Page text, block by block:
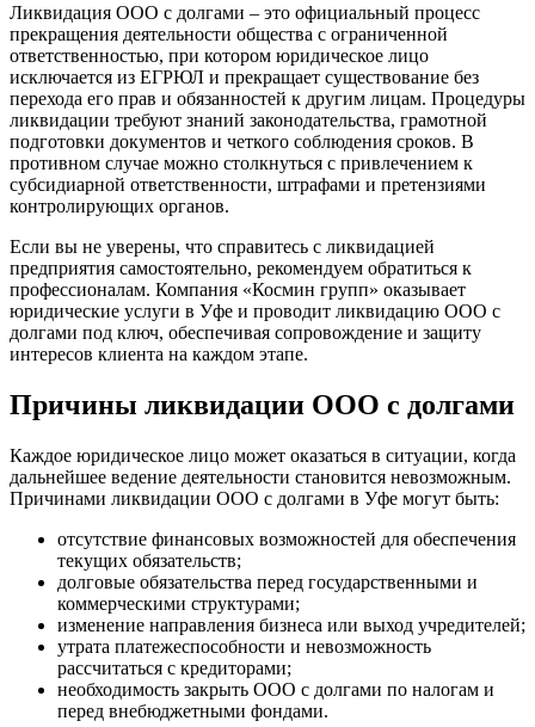
Ликвидация ООО с долгами – это официальный процесс
прекращения деятельности общества с ограниченной
ответственностью, при котором юридическое лицо
исключается из ЕГРЮЛ и прекращает существование без
перехода его прав и обязанностей к другим лицам. Процедуры
ликвидации требуют знаний законодательства, грамотной
подготовки документов и четкого соблюдения сроков. В
противном случае можно столкнуться с привлечением к
субсидиарной ответственности, штрафами и претензиями
контролирующих органов.
Если вы не уверены, что справитесь с ликвидацией
предприятия самостоятельно, рекомендуем обратиться к
профессионалам. Компания «Космин групп» оказывает
юридические услуги в Уфе и проводит ликвидацию ООО с
долгами под ключ, обеспечивая сопровождение и защиту
интересов клиента на каждом этапе.
Причины ликвидации ООО с долгами
Каждое юридическое лицо может оказаться в ситуации, когда
дальнейшее ведение деятельности становится невозможным.
Причинами ликвидации ООО с долгами в Уфе могут быть:
отсутствие финансовых возможностей для обеспечения
текущих обязательств;
долговые обязательства перед государственными и
коммерческими структурами;
изменение направления бизнеса или выход учредителей;
утрата платежеспособности и невозможность
рассчитаться с кредиторами;
необходимость закрыть ООО с долгами по налогам и
перед внебюджетными фондами.